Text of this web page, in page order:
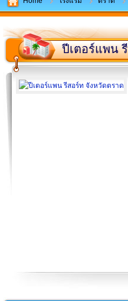
ปีเตอร์แพน